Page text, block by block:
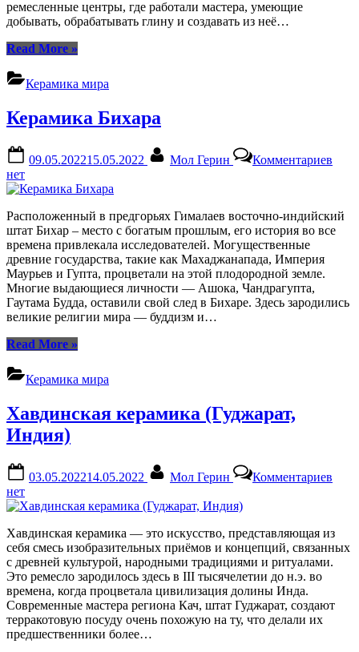
ремесленные центры, где работали мастера, умеющие
добывать, обрабатывать глину и создавать из неё…
Read More“Керамика
»
Керамика мира
Керамика Бихара
on
09.05.202215.05.2022 Мол Герин Комментариев
нет
Расположенный в предгорьях Гималаев восточно-индийский
штат Бихар – место с богатым прошлым, его история во все
времена привлекала исследователей. Могущественные
древние государства, такие как Махаджанапада, Империя
Маурьев и Гупта, процветали на этой плодородной земле.
Многие выдающиеся личности — Ашока, Чандрагупта,
Гаутама Будда, оставили свой след в Бихаре. Здесь зародились
великие религии мира — буддизм и…
Read More“Керамика
»
Керамика мира
Хавдинская керамика (Гуджарат,
Индия)
on
03.05.202214.05.2022 Мол Герин Комментариев
нет
Хавдинская керамика — это искусство, представляющая из
себя смесь изобразительных приёмов и концепций, связанных
с древней культурой, народными традициями и ритуалами.
Это ремесло зародилось здесь в III тысячелетии до н.э. во
времена, когда процветала цивилизация долины Инда.
Современные мастера региона Кач, штат Гуджарат, создают
терракотовую посуду очень похожую на ту, что делали их
предшественники более…